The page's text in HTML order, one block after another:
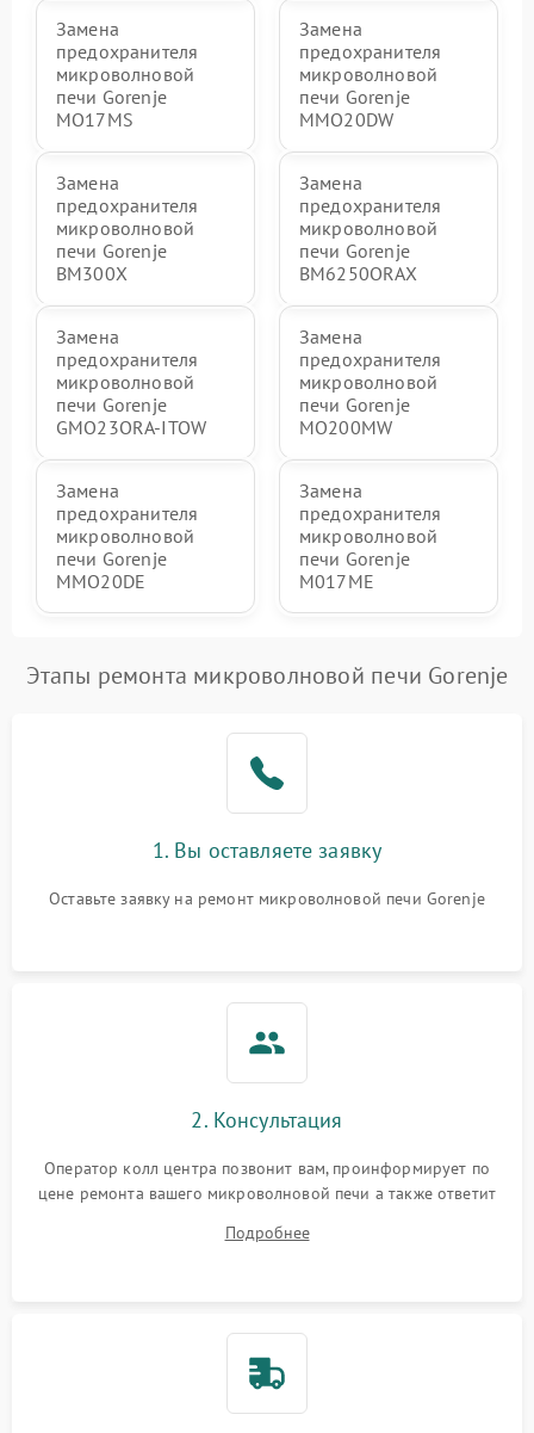
Замена
предохранителя
микроволновой
печи Gorenje
MO17MS
Замена
предохранителя
микроволновой
печи Gorenje
MMO20DW
Замена
предохранителя
микроволновой
печи Gorenje
BM300X
Замена
предохранителя
микроволновой
печи Gorenje
BM6250ORAX
Замена
предохранителя
микроволновой
печи Gorenje
GMO23ORA-ITOW
Замена
предохранителя
микроволновой
печи Gorenje
MO200MW
Замена
предохранителя
микроволновой
печи Gorenje
MMO20DE
Замена
предохранителя
микроволновой
печи Gorenje
M017ME
Этапы ремонта микроволновой печи Gorenje
1. Вы оставляете заявку
Оставьте заявку на ремонт микроволновой печи Gorenje
2. Консультация
Оператор колл центра позвонит вам, проинформирует по
цене ремонта вашего микроволновой печи а также ответит
Подробнее